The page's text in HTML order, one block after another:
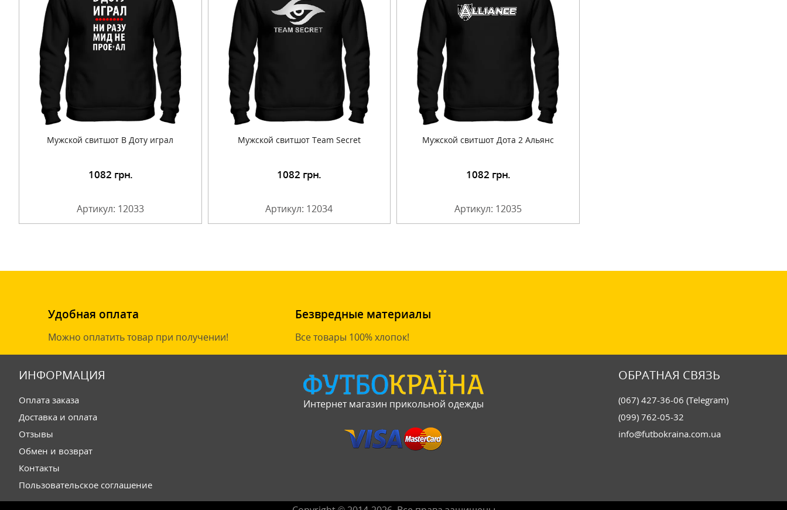
Мужской свитшот В Доту играл
1082 грн.
Артикул: 12033
Мужской свитшот Team Secret
Подробнее 1082 грн.
Артикул: 12034
Мужской свитшот Дота 2 Альянс
Подробнее 1082 грн.
Артикул: 12035
Удобная оплата
Можно оплатить товар при получении!
Безвредные материалы
Все товары 100% хлопок!
ИНФОРМАЦИЯ
Оплата заказа
Доставка и оплата
Отзывы
Обмен и возврат
Контакты
Пользовательское соглашение
Интернет магазин прикольной одежды
ОБРАТНАЯ СВЯЗЬ
(067) 427-36-06 (Telegram)
(099) 762-05-32
info@futbokraina.com.ua